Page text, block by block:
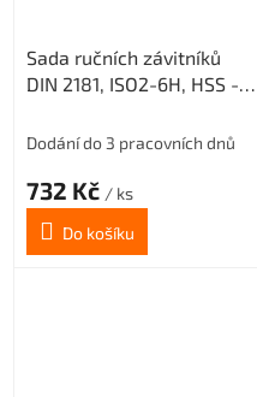
Sada ručních závitníků
DIN 2181, ISO2-6H, HSS -
M12x1 /0300/
Dodání do 3 pracovních dnů
732 Kč / ks
Do košíku